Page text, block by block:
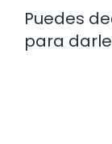
Puedes
para